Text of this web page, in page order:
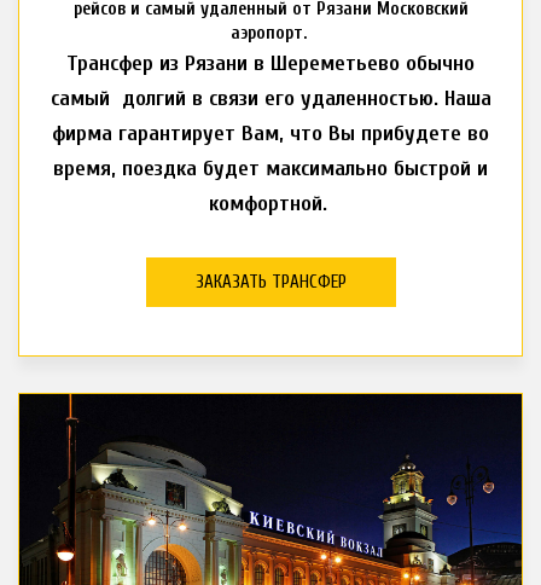
рейсов и самый удаленный от Рязани Московский
аэропорт.
Трансфер из Рязани в Шереметьево обычно
самый долгий в связи его удаленностью. Наша
фирма гарантирует Вам, что Вы прибудете во
время, поездка будет максимально быстрой и
комфортной.
ЗАКАЗАТЬ ТРАНСФЕР